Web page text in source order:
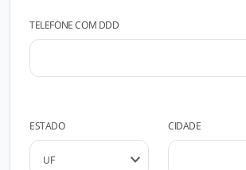
TELEFONE COM DDD
ESTADO CIDADE